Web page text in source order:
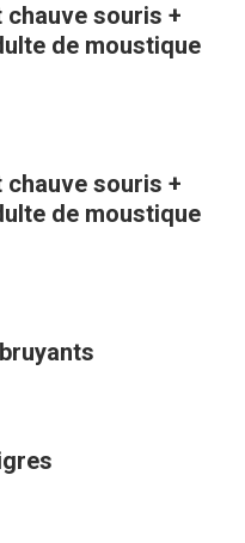
souris +
de moustique
souris +
de moustique